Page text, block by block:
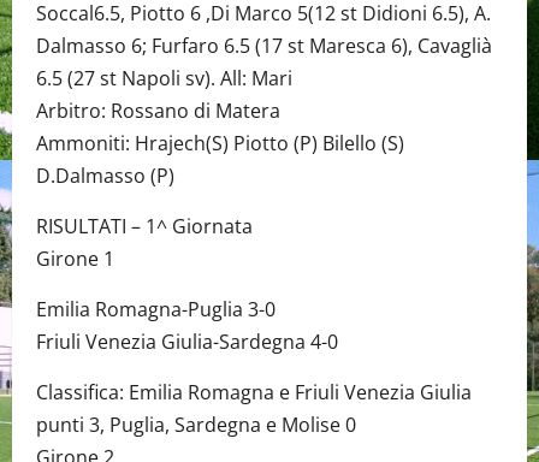
Soccal6.5, Piotto 6 ,Di Marco 5(12 st Didioni 6.5), A.
Dalmasso 6; Furfaro 6.5 (17 st Maresca 6), Cavaglià
6.5 (27 st Napoli sv). All: Mari
Arbitro: Rossano di Matera
Ammoniti: Hrajech(S) Piotto (P) Bilello (S)
D.Dalmasso (P)
RISULTATI – 1^ Giornata
Girone 1
Emilia Romagna-Puglia 3-0
Friuli Venezia Giulia-Sardegna 4-0
Classifica: Emilia Romagna e Friuli Venezia Giulia
punti 3, Puglia, Sardegna e Molise 0